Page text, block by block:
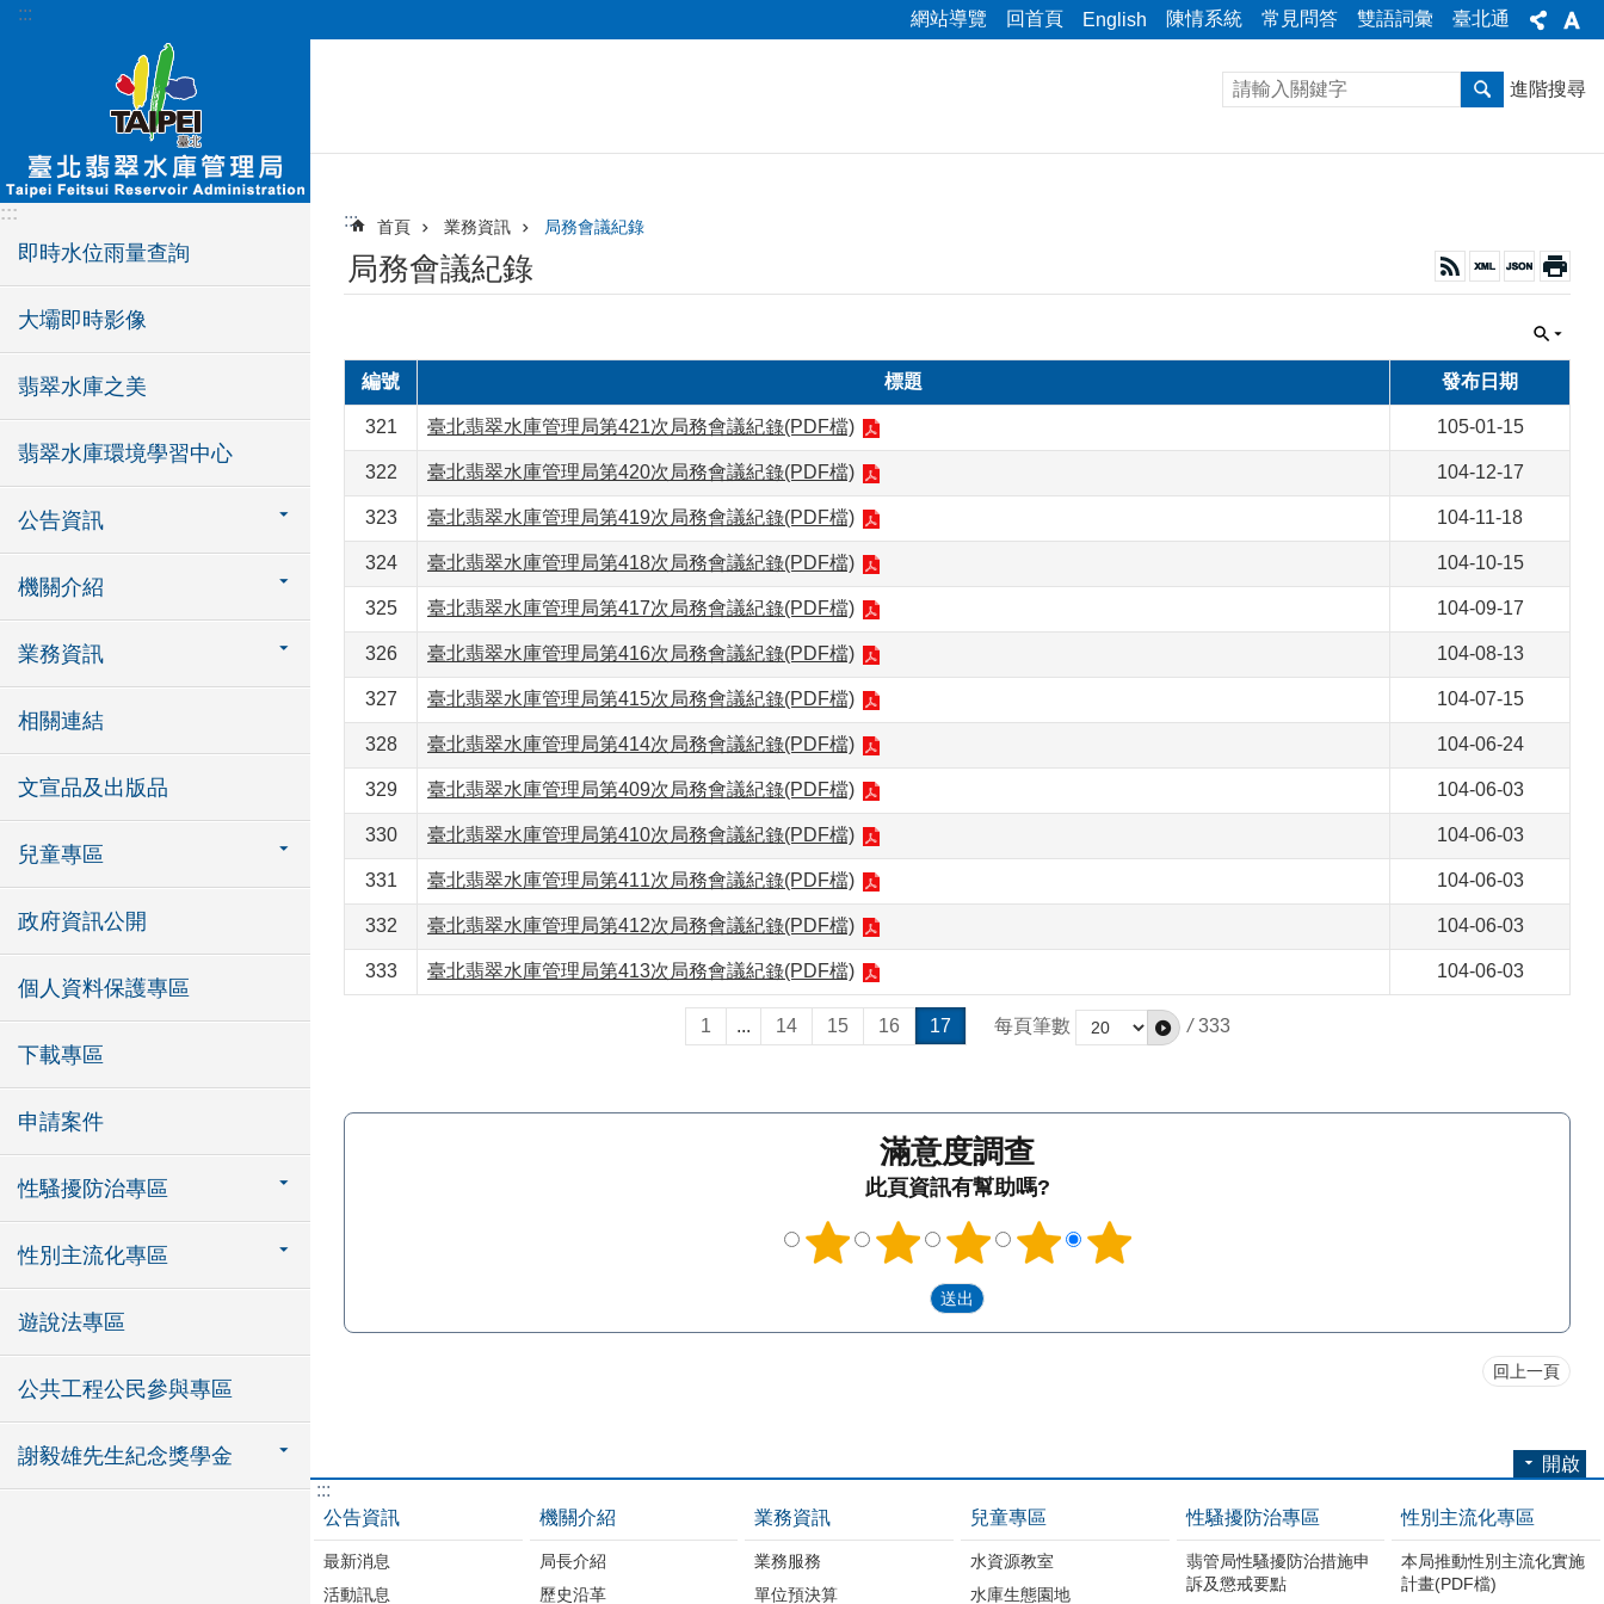
跳到主要內容區塊
::: 網站導覽 回首頁 English 陳情系統 常見問答 雙語詞彙 臺北通
:::
即時水位雨量查詢
大壩即時影像
翡翠水庫之美
翡翠水庫環境學習中心
公告資訊
機關介紹
業務資訊
相關連結
文宣品及出版品
兒童專區
政府資訊公開
個人資料保護專區
下載專區
申請案件
性騷擾防治專區
性別主流化專區
遊說法專區
公共工程公民參與專區
謝毅雄先生紀念獎學金
進階搜尋
::: 首頁 業務資訊 局務會議紀錄
局務會議紀錄
編號 標題 發布日期
321 臺北翡翠水庫管理局第421次局務會議紀錄(PDF檔) 105-01-15
322 臺北翡翠水庫管理局第420次局務會議紀錄(PDF檔) 104-12-17
323 臺北翡翠水庫管理局第419次局務會議紀錄(PDF檔) 104-11-18
324 臺北翡翠水庫管理局第418次局務會議紀錄(PDF檔) 104-10-15
325 臺北翡翠水庫管理局第417次局務會議紀錄(PDF檔) 104-09-17
326 臺北翡翠水庫管理局第416次局務會議紀錄(PDF檔) 104-08-13
327 臺北翡翠水庫管理局第415次局務會議紀錄(PDF檔) 104-07-15
328 臺北翡翠水庫管理局第414次局務會議紀錄(PDF檔) 104-06-24
329 臺北翡翠水庫管理局第409次局務會議紀錄(PDF檔) 104-06-03
330 臺北翡翠水庫管理局第410次局務會議紀錄(PDF檔) 104-06-03
331 臺北翡翠水庫管理局第411次局務會議紀錄(PDF檔) 104-06-03
332 臺北翡翠水庫管理局第412次局務會議紀錄(PDF檔) 104-06-03
333 臺北翡翠水庫管理局第413次局務會議紀錄(PDF檔) 104-06-03
1 ... 14 15 16 17 每頁筆數 / 333
滿意度調查
此頁資訊有幫助嗎?
回上一頁
開啟
:::
公告資訊
最新消息
活動訊息
機關介紹
局長介紹
歷史沿革
業務資訊
業務服務
單位預決算
兒童專區
水資源教室
水庫生態園地
性騷擾防治專區
翡管局性騷擾防治措施申
訴及懲戒要點
性別主流化專區
本局推動性別主流化實施
計畫(PDF檔)